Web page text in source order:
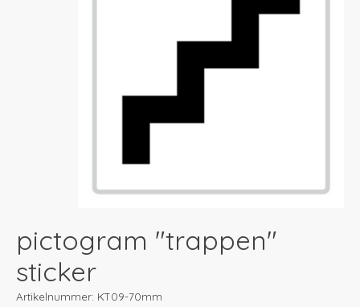
pictogram "trappen"
sticker
Artikelnummer: KT09-70mm